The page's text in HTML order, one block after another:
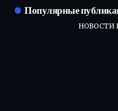
Популярные
НОВОСТИ